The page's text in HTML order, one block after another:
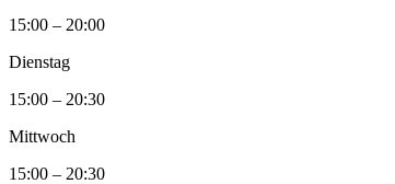
15:00 – 20:00
Dienstag
15:00 – 20:30
Mittwoch
15:00 – 20:30